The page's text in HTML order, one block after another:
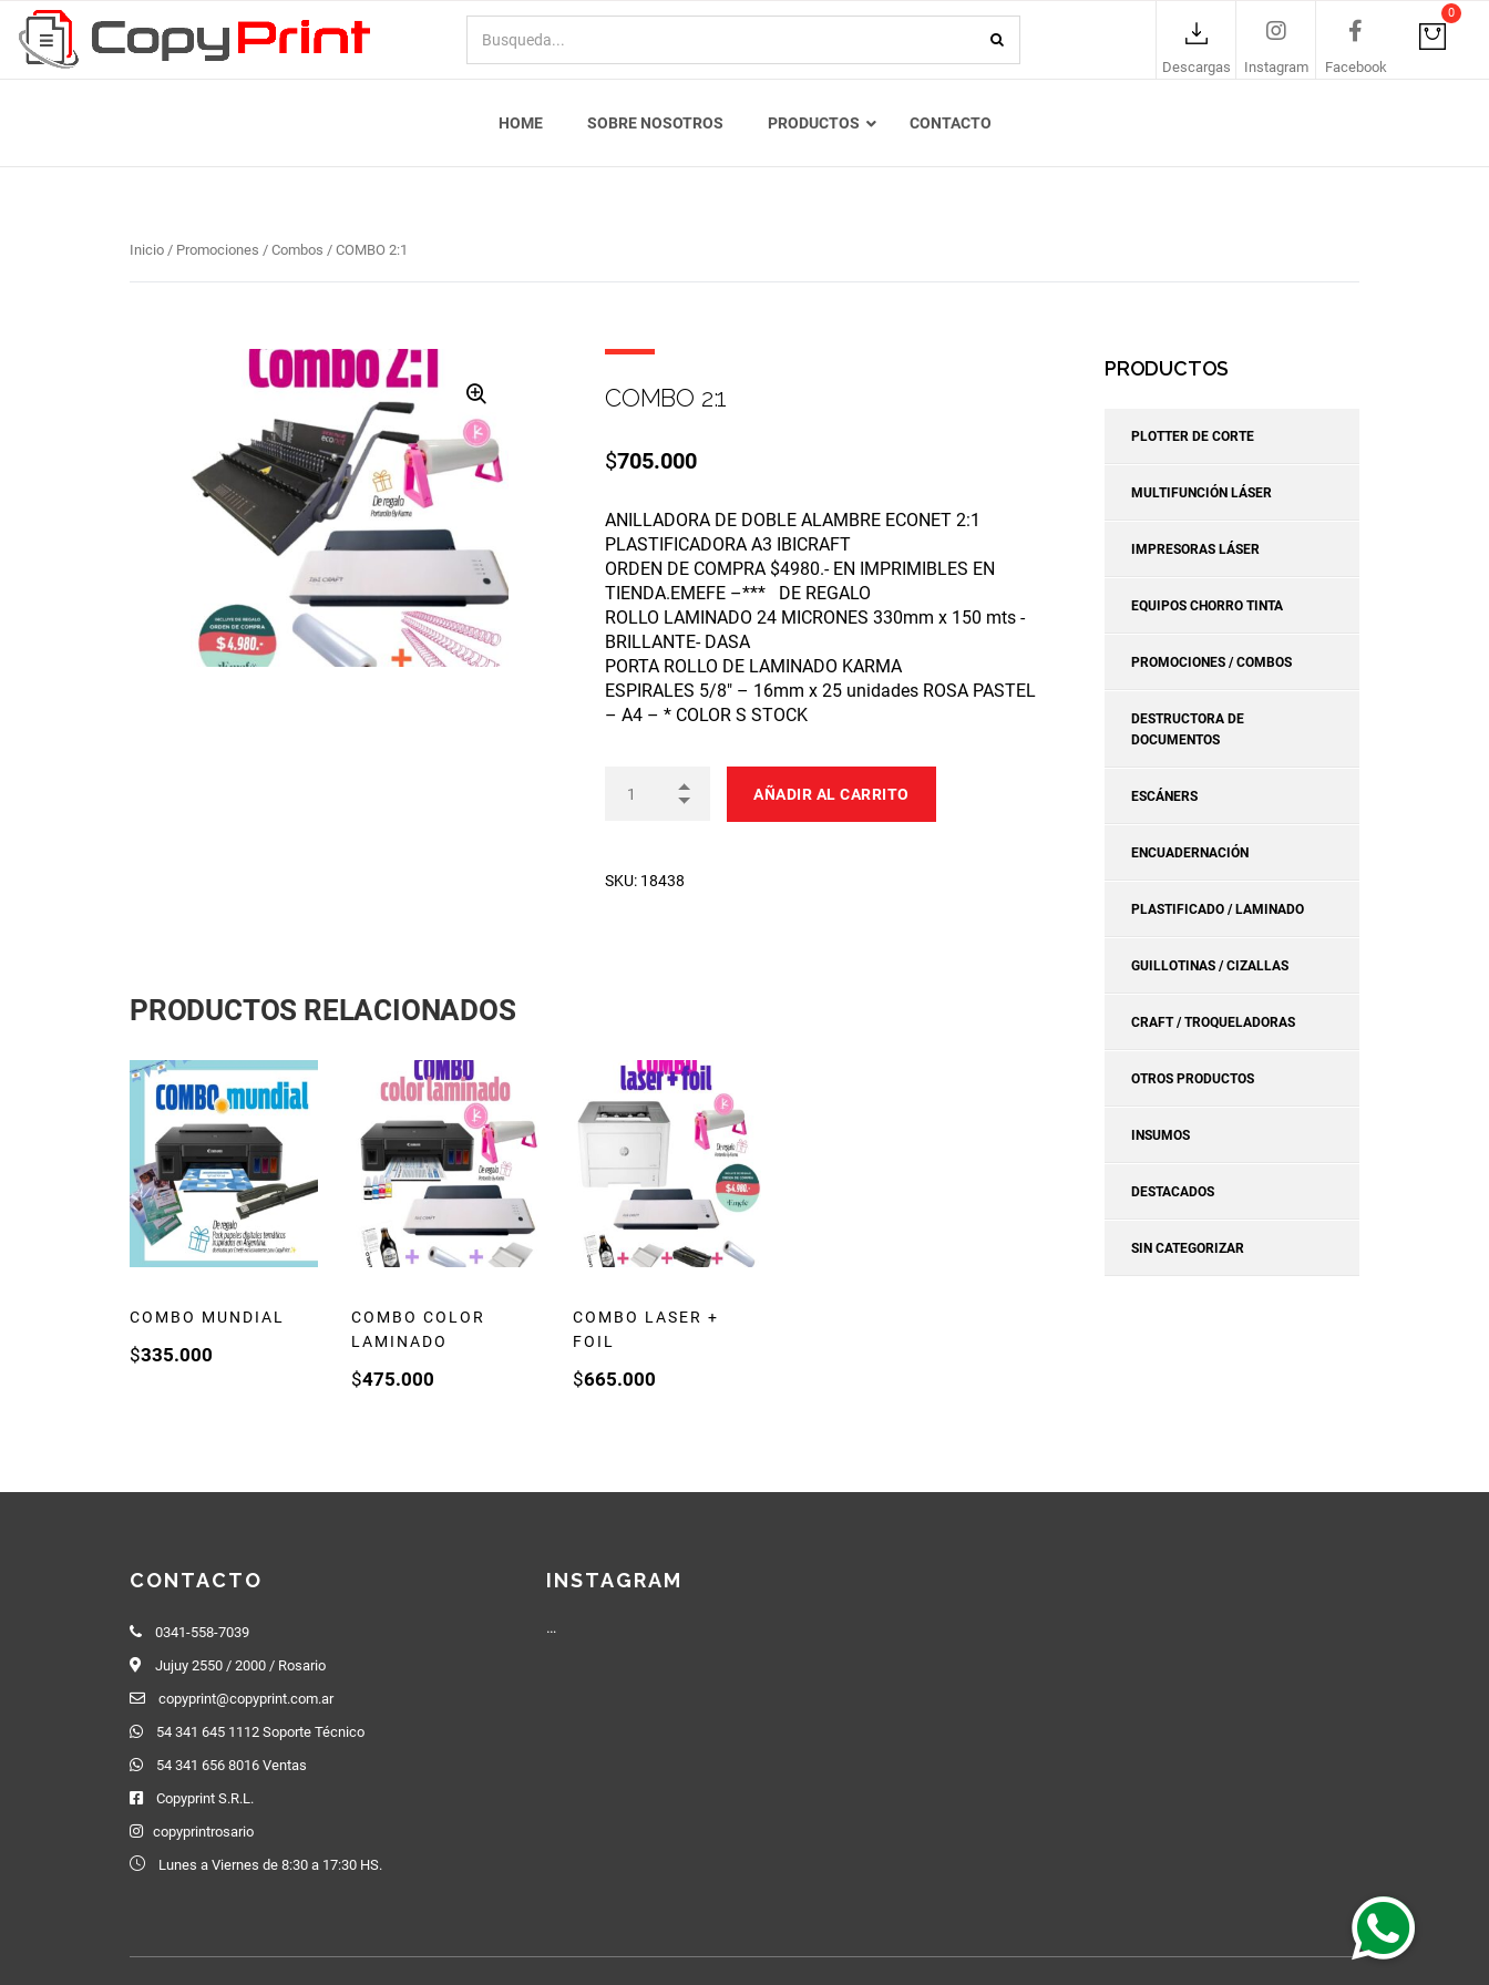
Descargas Instagram Facebook
0
HOME SOBRE NOSOTROS PRODUCTOS CONTACTO
Inicio / Promociones / Combos / COMBO 2:1
COMBO 2:1
$705.000
ANILLADORA DE DOBLE ALAMBRE ECONET 2:1
PLASTIFICADORA A3 IBICRAFT
ORDEN DE COMPRA $4980.- EN IMPRIMIBLES EN
TIENDA.EMEFE –*** DE REGALO
ROLLO LAMINADO 24 MICRONES 330mm x 150 mts -
BRILLANTE- DASA
PORTA ROLLO DE LAMINADO KARMA
ESPIRALES 5/8″ – 16mm x 25 unidades ROSA PASTEL
– A4 – * COLOR S STOCK
AÑADIR AL CARRITO
SKU: 18438
PRODUCTOS RELACIONADOS
COMBO MUNDIAL
$335.000
COMBO COLOR
LAMINADO
$475.000
COMBO LASER +
FOIL
$665.000
PRODUCTOS
PLOTTER DE CORTE
MULTIFUNCIÓN LÁSER
IMPRESORAS LÁSER
EQUIPOS CHORRO TINTA
PROMOCIONES / COMBOS
DESTRUCTORA DE
DOCUMENTOS
ESCÁNERS
ENCUADERNACIÓN
PLASTIFICADO / LAMINADO
GUILLOTINAS / CIZALLAS
CRAFT / TROQUELADORAS
OTROS PRODUCTOS
INSUMOS
DESTACADOS
SIN CATEGORIZAR
CONTACTO
0341-558-7039
Jujuy 2550 / 2000 / Rosario
copyprint@copyprint.com.ar
54 341 645 1112 Soporte Técnico
54 341 656 8016 Ventas
Copyprint S.R.L.
copyprintrosario
Lunes a Viernes de 8:30 a 17:30 HS.
INSTAGRAM
…